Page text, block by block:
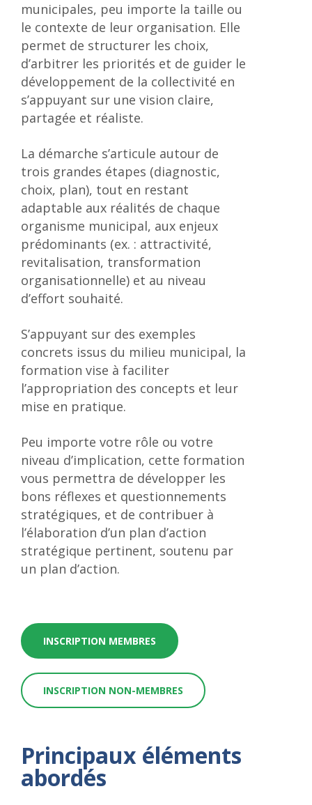
municipales, peu importe la taille ou
le contexte de leur organisation. Elle
permet de structurer les choix,
d’arbitrer les priorités et de guider le
développement de la collectivité en
s’appuyant sur une vision claire,
partagée et réaliste.
La démarche s’articule autour de
trois grandes étapes (diagnostic,
choix, plan), tout en restant
adaptable aux réalités de chaque
organisme municipal, aux enjeux
prédominants (ex. : attractivité,
revitalisation, transformation
organisationnelle) et au niveau
d’effort souhaité.
S’appuyant sur des exemples
concrets issus du milieu municipal, la
formation vise à faciliter
l’appropriation des concepts et leur
mise en pratique.
Peu importe votre rôle ou votre
niveau d’implication, cette formation
vous permettra de développer les
bons réflexes et questionnements
stratégiques, et de contribuer à
l’élaboration d’un plan d’action
stratégique pertinent, soutenu par
un plan d’action.
INSCRIPTION MEMBRES
INSCRIPTION NON-MEMBRES
Principaux éléments
abordés